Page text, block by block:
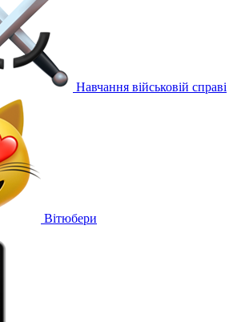
Навчання військовій справі
Вітюбери